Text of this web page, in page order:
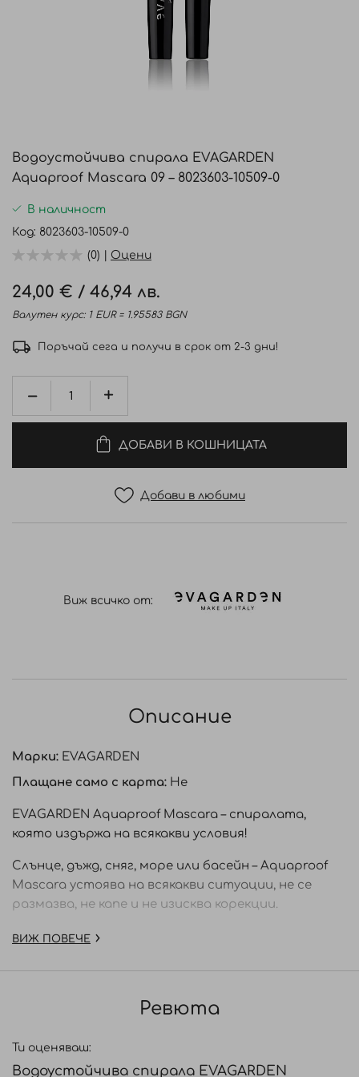
началото
на
галерия
със
Водоустойчива спирала EVAGARDEN
Aquaproof Mascara 09 – 8023603-10509-0
В наличност
Код 8023603-10509-0
(0) | Оцени
24,00 € / 46,94 лв.
Валутен курс: 1 EUR = 1.95583 BGN
Поръчай сега и получи в срок от 2-3 дни!
ДОБАВИ В КОШНИЦАТА
Добави в любими
Виж всичко от:
Описание
Марки: EVAGARDEN
Плащане само с карта: Не
EVAGARDEN Aquaproof Mascara – спиралата,
която издържа на всякакви условия!
Слънце, дъжд, сняг, море или басейн – Aquaproof
Mascara устоява на всякакви ситуации, не се
размазва, не капе и не изисква корекции.
Тази водоустойчива спирала осигурява висока
изразителни очи при всяка възможност.
Невероятен резултат с гарантирана трайност
ВИЖ ПОВЕЧЕ
Ревюта
Ти оценяваш:
Водоустойчива спирала EVAGARDEN